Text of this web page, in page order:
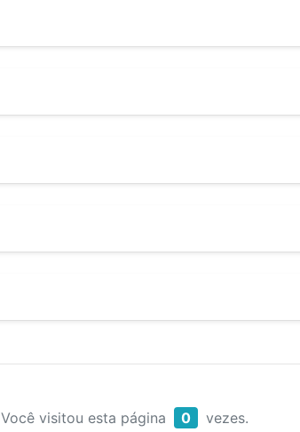
Você visitou esta página 0 vezes.